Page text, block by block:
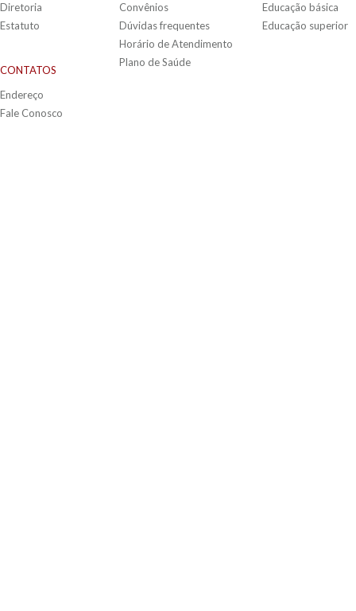
Diretoria
Estatuto
CONTATOS
Endereço
Fale Conosco
Convênios
Dúvidas frequentes
Horário de Atendimento
Plano de Saúde
Educação básica
Educação superior